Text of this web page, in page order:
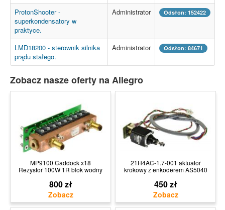
ProtonShooter -
superkondensatory w
praktyce.
Administrator Odsłon: 152422
LMD18200 - sterownik silnika
prądu stałego.
Administrator Odsłon: 84671
Zobacz nasze oferty na Allegro
MP9100 Caddock x18
Rezystor 100W 1R blok wodny
800 zł
21H4AC-1.7-001 aktuator
krokowy z enkoderem AS5040
450 zł